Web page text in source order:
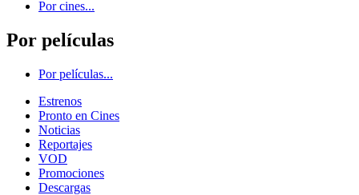
Por cines...
Por películas
Por películas...
Estrenos
Pronto en Cines
Noticias
Reportajes
VOD
Promociones
Descargas